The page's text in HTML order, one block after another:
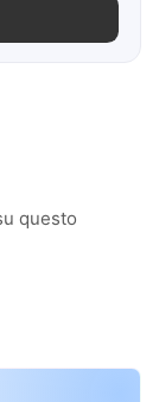
questo